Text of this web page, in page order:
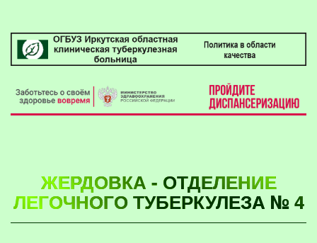
ЖЕРДОВКА - ОТДЕЛЕНИЕ
ЛЕГОЧНОГО ТУБЕРКУЛЕЗА № 4